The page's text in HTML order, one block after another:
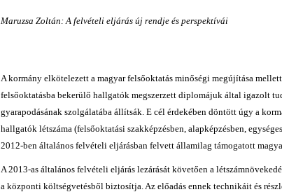
Maruzsa Zoltán: A felvételi eljárás új rendje és perspektívái
A kormány elkötelezett a magyar felsőoktatás minőségi megújítása
felsőoktatásba bekerülő hallgatók megszerzett diplomájuk által igazolt
gyarapodásának szolgálatába állítsák. E cél érdekében döntött úgy a
hallgatók létszáma (felsőoktatási szakképzésben, alapképzésben,
2012-ben általános felvételi eljárásban felvett államilag támogatott
A 2013-as általános felvételi eljárás lezárását követően a
a központi költségvetésből biztosítja. Az előadás ennek technikáit és